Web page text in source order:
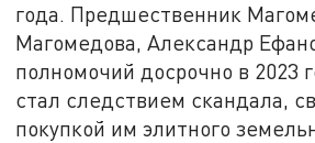
года. Предшественник
Магомедова, Александр
полномочий досрочно в 2023
стал следствием скандала,
покупкой им элитного